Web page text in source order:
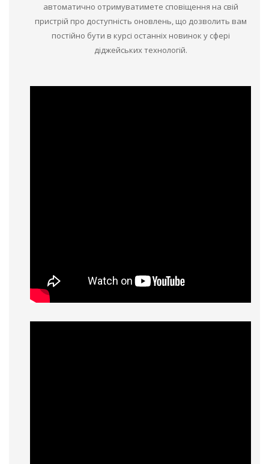
автоматично отримуватимете сповіщення на свій
пристрій про доступність оновлень, що дозволить вам
постійно бути в курсі останніх новинок у сфері
діджейських технологій.